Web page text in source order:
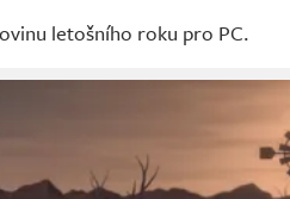
letošního roku pro PC.